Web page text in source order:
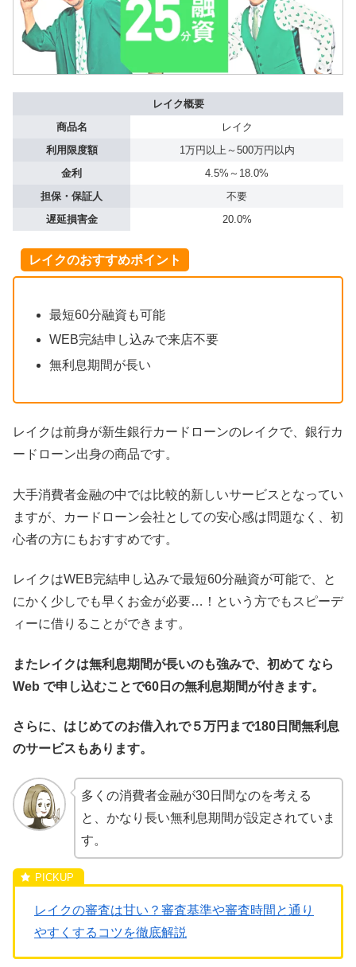
レイク概要
商品名
レイク
利用限度額
1万円以上～500万円以内
金利
4.5%～18.0%
担保・保証人
不要
遅延損害金
20.0%
レイクのおすすめポイント
最短60分融資も可能
WEB完結申し込みで来店不要
無利息期間が長い
レイクは前身が新生銀行カードローンのレイクで、銀行カ
ードローン出身の商品です。
大手消費者金融の中では比較的新しいサービスとなってい
ますが、カードローン会社としての安心感は問題なく、初
心者の方にもおすすめです。
レイクはWEB完結申し込みで最短60分融資が可能で、と
にかく少しでも早くお金が必要…！という方でもスピーデ
ィーに借りることができます。
またレイクは無利息期間が長いのも強みで、初めて なら
Web で申し込むことで60日の無利息期間が付きます。
さらに、はじめてのお借入れで５万円まで180日間無利息
のサービスもあります。
多くの消費者金融が30日間なのを考える
と、かなり長い無利息期間が設定されていま
す。
レイクの審査は甘い？審査基準や審査時間と通り
やすくするコツを徹底解説